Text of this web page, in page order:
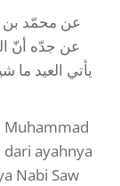
عن محمّد بن
عن جدّه أنّ
يأتي العيد ما
Muhammad
dari ayahnya
Nabi Saw